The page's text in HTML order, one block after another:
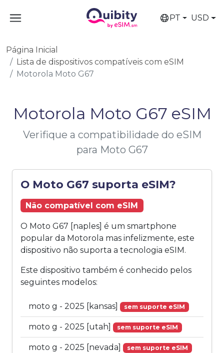
PT USD
Página Inicial
Lista de dispositivos compatíveis com eSIM
Motorola Moto G67
Motorola Moto G67 eSIM
Verifique a compatibilidade do eSIM
para Moto G67
O Moto G67 suporta eSIM?
Não compatível com eSIM
O Moto G67 [naples] é um smartphone
popular da Motorola mas infelizmente, este
dispositivo não suporta a tecnologia eSIM.
Este dispositivo também é conhecido pelos
seguintes modelos:
moto g - 2025 [kansas] sem suporte eSIM
moto g - 2025 [utah] sem suporte eSIM
moto g - 2025 [nevada] sem suporte eSIM